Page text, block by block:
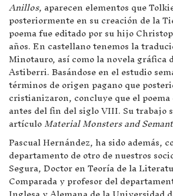
Anillos, aparecen elementos que
posteriormente en su creación de la
poema fue editado por su hijo
años. En castellano tenemos la
Minotauro, así como la novela gráfica
Astiberri. Basándose en el estudio
términos de origen pagano que
cristianizaron, concluye que el
antes del fin del siglo VIII. Su trabajo
artículoMaterial Monsters and
Pascual Hernández, ha sido además,
departamento de otro de nuestros
Segura, Doctor en Teoría de la
Comparada y profesor del